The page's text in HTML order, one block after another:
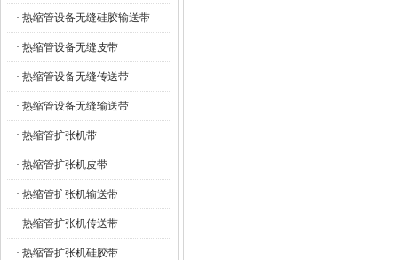
· 热缩管设备无缝硅胶输送带
· 热缩管设备无缝皮带
· 热缩管设备无缝传送带
· 热缩管设备无缝输送带
· 热缩管扩张机带
· 热缩管扩张机皮带
· 热缩管扩张机输送带
· 热缩管扩张机传送带
· 热缩管扩张机硅胶带